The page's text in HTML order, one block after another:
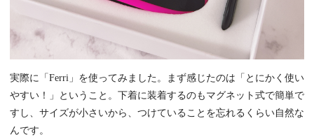
実際に「Ferri」を使ってみました。まず感じたのは「とにかく使い
やすい！」ということ。下着に装着するのもマグネット式で簡単で
すし、サイズが小さいから、つけていることを忘れるくらい自然な
んです。